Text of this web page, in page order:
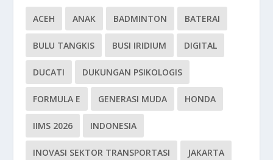
ACEH ANAK BADMINTON BATERAI
BULU TANGKIS BUSI IRIDIUM DIGITAL
DUCATI DUKUNGAN PSIKOLOGIS
FORMULA E GENERASI MUDA HONDA
IIMS 2026 INDONESIA
INOVASI SEKTOR TRANSPORTASI JAKARTA